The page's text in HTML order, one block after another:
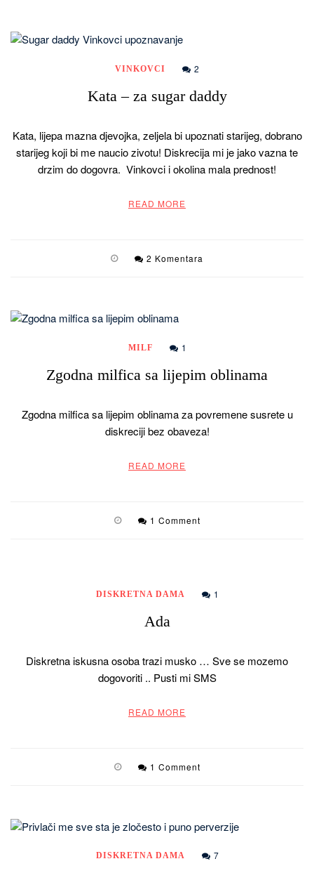
VINKOVCI 2
Kata – za sugar daddy
Kata, lijepa mazna djevojka, zeljela bi upoznati starijeg, dobrano
starijeg koji bi me naucio zivotu! Diskrecija mi je jako vazna te
drzim do dogovra. Vinkovci i okolina mala prednost!
READ MORE
2 Komentara
MILF 1
Zgodna milfica sa lijepim oblinama
Zgodna milfica sa lijepim oblinama za povremene susrete u
diskreciji bez obaveza!
READ MORE
1 Comment
DISKRETNA DAMA 1
Ada
Diskretna iskusna osoba trazi musko … Sve se mozemo
dogovoriti .. Pusti mi SMS
READ MORE
1 Comment
DISKRETNA DAMA 7